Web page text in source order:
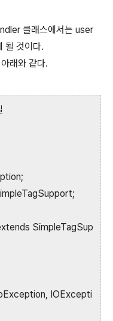
클래스에서는 user
될 것이다.
래와 같다.
SimpleTagSup
IOExcepti